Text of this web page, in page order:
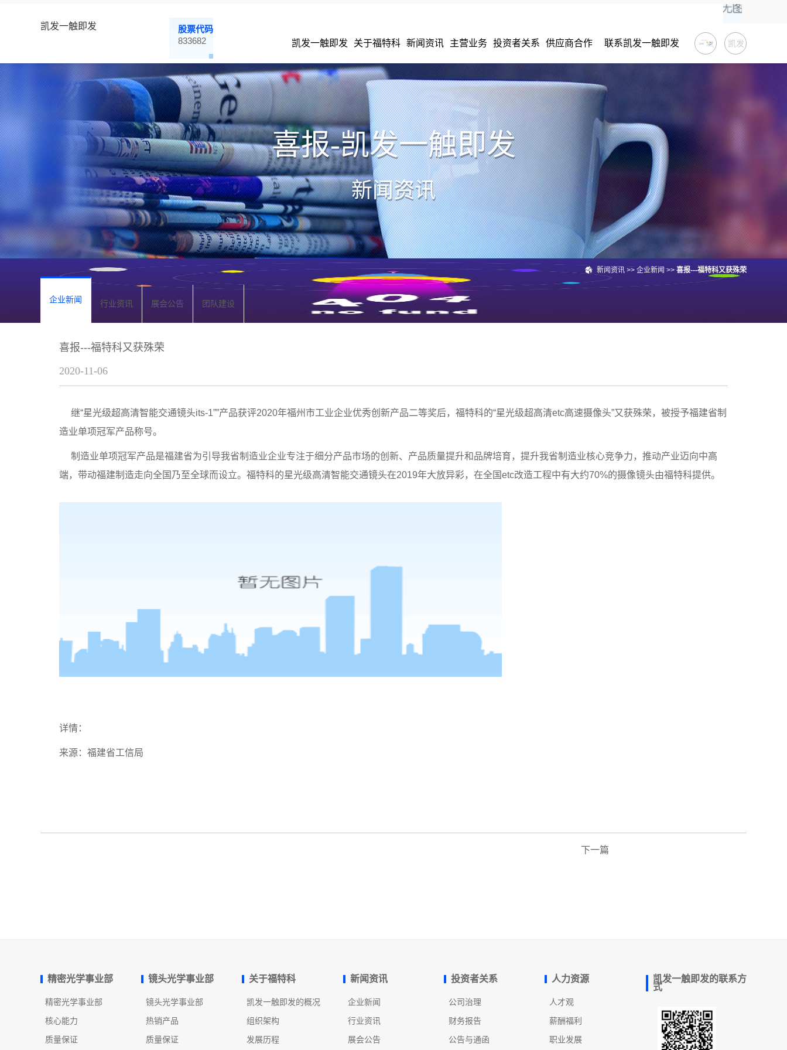
凯发一触即发
股票代码
833682
凯发
一触
凯发一触即发 关于福特科 新闻资讯 主营业务 投资者关系 供应商合作 联系凯发一触即发
喜报-凯发一触即发
新闻资讯
新闻资讯 >>企业新闻>>喜报---福特科又获殊荣
企业新闻 行业资讯 展会公告 团队建设
喜报---福特科又获殊荣
2020-11-06
继“星光级超高清智能交通镜头its-1””产品获评2020年福州市工业企业优秀创新产品二等奖后， 福特科的“星光级超高清etc高速摄像头”又获殊荣，被授予福建省制
造业单项冠军产品称号。
制造业单项冠军产品是福建省为引导我省制造业企业专注于细分产品市场的创新、产品质量提升和品牌培育，提升我省制造业核心竞争力，推动产业迈向中高
端，带动福建制造走向全国乃至全球而设立。福特科的星光级高清智能交通镜头在2019年大放异彩，在全国etc改造工程中有大约70%的摄像镜头由福特科提供。
详情：
来源：福建省工信局
下一篇
精密光学事业部
精密光学事业部
核心能力
质量保证
镜头光学事业部
镜头光学事业部
热销产品
质量保证
关于福特科
凯发一触即发的概况
组织架构
发展历程
新闻资讯
企业新闻
行业资讯
展会公告
投资者关系
公司治理
财务报告
公告与通函
人力资源
人才观
薪酬福利
职业发展
凯发一触即发的联系方
式